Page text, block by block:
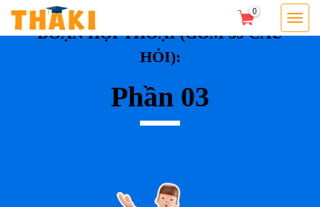
0
ĐOẠN HỘI THOẠI (GỒM 39 CÂU
HỎI):
Phần 03